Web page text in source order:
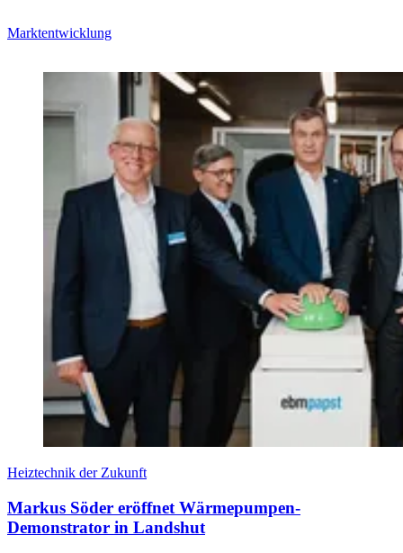
Marktentwicklung
Heiztechnik der Zukunft
Markus Söder eröffnet Wärmepumpen-
Demonstrator in Landshut